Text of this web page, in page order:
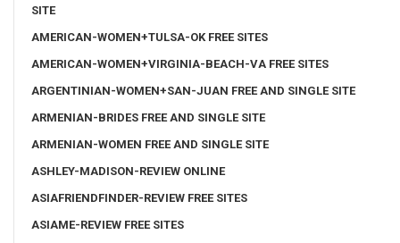
SITE
AMERICAN-WOMEN+TULSA-OK FREE SITES
AMERICAN-WOMEN+VIRGINIA-BEACH-VA FREE SITES
ARGENTINIAN-WOMEN+SAN-JUAN FREE AND SINGLE SITE
ARMENIAN-BRIDES FREE AND SINGLE SITE
ARMENIAN-WOMEN FREE AND SINGLE SITE
ASHLEY-MADISON-REVIEW ONLINE
ASIAFRIENDFINDER-REVIEW FREE SITES
ASIAME-REVIEW FREE SITES